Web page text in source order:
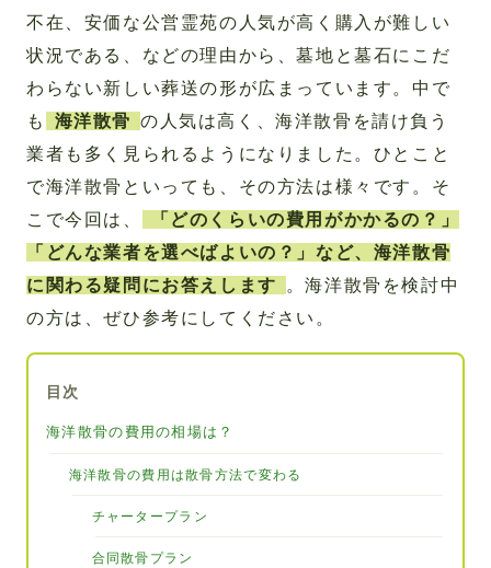
不在、安価な公営霊苑の人気が高く購入が難しい
状況である、などの理由から、墓地と墓石にこだ
わらない新しい葬送の形が広まっています。中で
も
海洋散骨 の人気は高く、海洋散骨を請け負う
業者も多く見られるようになりました。ひとこと
で海洋散骨といっても、その方法は様々です。そ
こで今回は、
「どのくらいの費用がかかるの？」
「どんな業者を選べばよいの？」など、海洋散骨
に関わる疑問にお答えします
。海洋散骨を検討中
の方は、ぜひ参考にしてください。
目次
海洋散骨の費用の相場は？
海洋散骨の費用は散骨方法で変わる
チャータープラン
合同散骨プラン